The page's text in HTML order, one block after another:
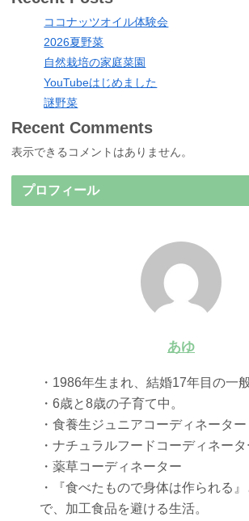
ココナッツオイル体験会
2026夏野菜
自然栽培の家庭菜園
YouTubeはじめました
謎野菜
Recent Comments
表示できるコメントはありません。
プロフィール
あゆ
・1986年生まれ、結婚17年目の一
・6歳と8歳の子育て中。
・食養生ジュニアコーディネーター
・ナチュラルフードコーディネータ
・薬草コーディネーター
・『食べたもので身体は作られる
で、加工食品を避ける生活。